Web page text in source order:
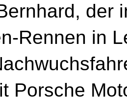
der
Rennen in
Porsche